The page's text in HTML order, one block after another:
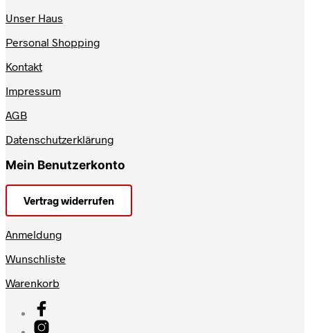
Unser Haus
Personal Shopping
Kontakt
Impressum
AGB
Datenschutzerklärung
Mein Benutzerkonto
Vertrag widerrufen
Anmeldung
Wunschliste
Warenkorb